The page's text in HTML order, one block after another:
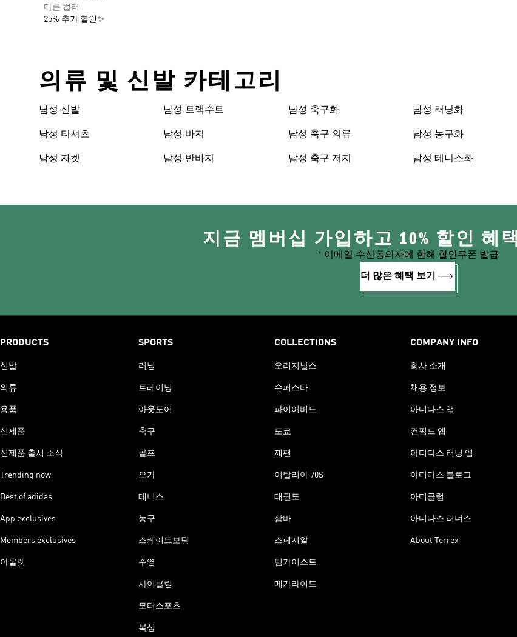
다른 컬러
25% 추가 할인✨
의류 및 신발 카테고리
남성 신발
남성 티셔츠
남성 자켓
남성 트랙수트
남성 바지
남성 반바지
남성 축구화
남성 축구 의류
남성 축구 저지
남성 러닝화
남성 농구화
남성 테니스화
지금 멤버십 가입하고 10% 할인 혜
* 이메일 수신동의자에 한해 할인쿠폰 발급
더 많은 혜택 보기
PRODUCTS
신발
의류
용품
신제품
신제품 출시 소식
Trending now
Best of adidas
App exclusives
Members exclusives
아울렛
SPORTS
러닝
트레이닝
아웃도어
축구
골프
요가
테니스
농구
스케이트보딩
수영
사이클링
모터스포츠
복싱
COLLECTIONS
오리지널스
슈퍼스타
파이어버드
도쿄
재팬
이탈리아 70S
태권도
삼바
스페지알
팀가이스트
메가라이드
COMPANY INFO
회사 소개
채용 정보
아디다스 앱
컨펌드 앱
아디다스 러닝 앱
아디다스 블로그
아디클럽
아디다스 러너스
About Terrex